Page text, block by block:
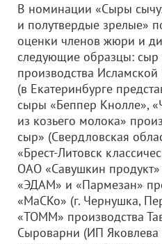
В номинации «Сыры
и полутвердые зрелые»
оценки членов жюри и
следующие образцы: сыр
производства
(в Екатеринбурге
сыры «Беппер Кнолле»,
из козьего молока»
сыр» (Свердловская
«Брест-Литовск
ОАО «Савушкин продукт»
«ЭДАМ» и «Пармезан»
«МаСКо» (г. Чернушка,
«ТОММ» производства
Сыроварни (ИП